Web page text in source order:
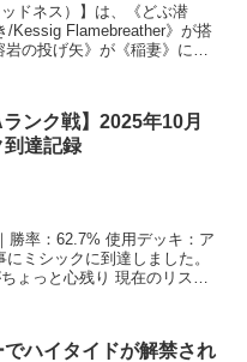
ドネス）】は、《どぶ潜
/Kessig Flamebreather》が搭
ランク戦】2025年10月
到達記録
残り 現在のリスト
でハイタイドが解禁され